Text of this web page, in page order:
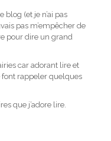
blog (et je n’ai pas
pas m’empêcher de
pour dire un grand
car adorant lire et
font rappeler quelques
que j’adore lire.